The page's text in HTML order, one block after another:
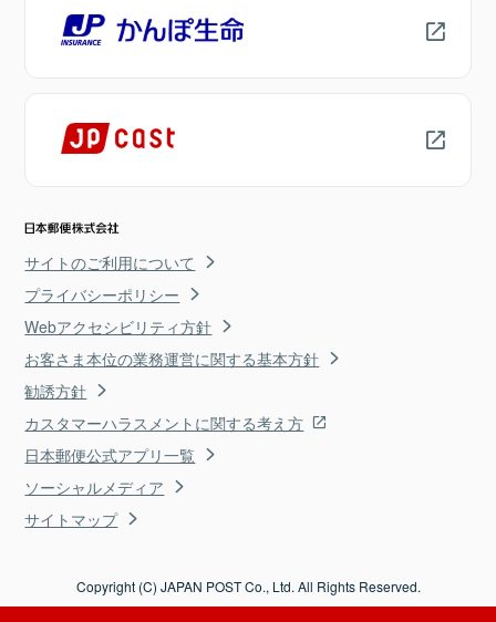
サイトのご利用について
プライバシーポリシー
Webアクセシビリティ方針
お客さま本位の業務運営に関する基本方針
勧誘方針
カスタマーハラスメントに関する考え方
日本郵便公式アプリ一覧
ソーシャルメディア
サイトマップ
Copyright (C) JAPAN POST Co., Ltd. All Rights Reserved.